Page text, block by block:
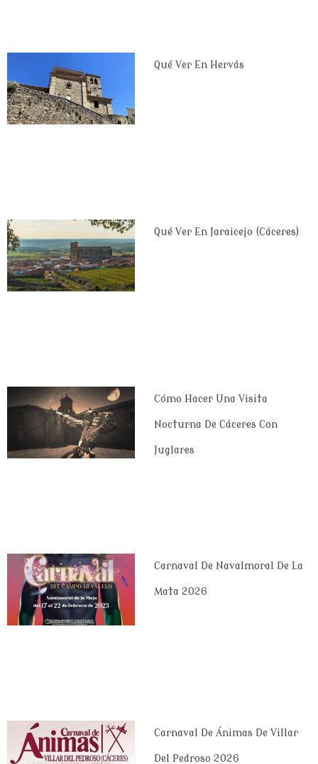
Qué Ver En Hervás
Qué Ver En Jaraicejo (Cáceres)
Cómo Hacer Una Visita
Nocturna De Cáceres Con
Juglares
Carnaval De Navalmoral De La
Mata 2026
Carnaval De Ánimas De Villar
Del Pedroso 2026